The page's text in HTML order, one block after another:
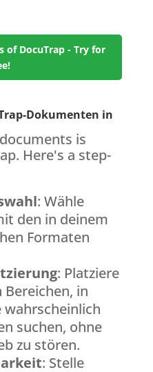
of DocuTrap - Try for
Dokumenten in
is
Here's a step-
: Wähle
den in deinem
Formaten
: Platziere
in
wahrscheinlich
suchen, ohne
zu stören.
: Stelle